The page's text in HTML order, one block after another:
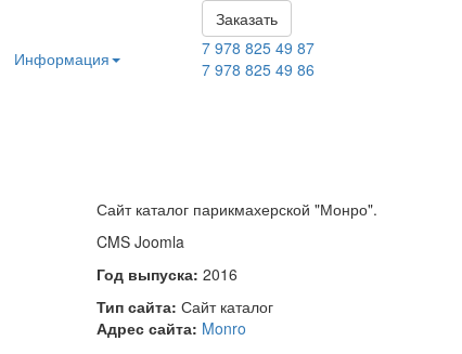
Информация
Заказать
7 978 825 49 87
7 978 825 49 86
Сайт каталог парикмахерской "Монро".
CMS Joomla
Год выпуска: 2016
Тип сайта: Сайт каталог
Адрес сайта: Monro